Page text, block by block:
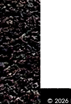
© 2026